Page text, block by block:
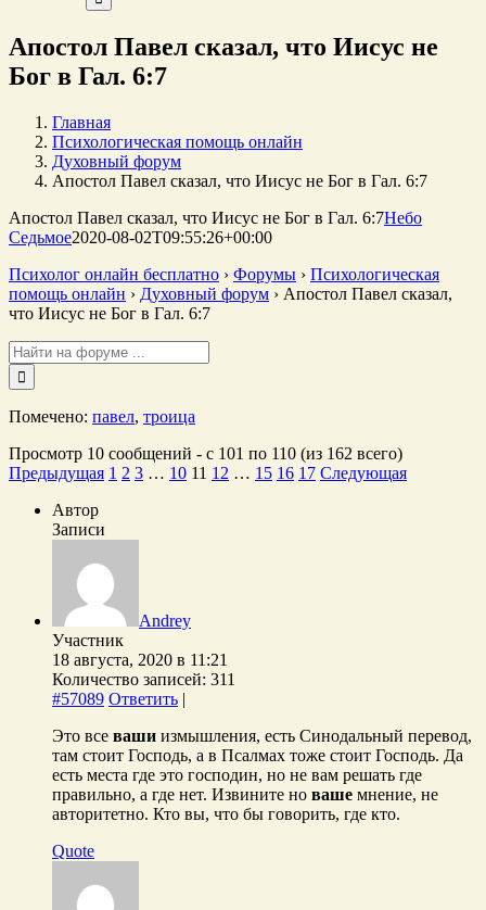
Апостол Павел сказал, что Иисус не
Бог в Гал. 6:7
Главная
Психологическая помощь онлайн
Духовный форум
Апостол Павел сказал, что Иисус не Бог в Гал. 6:7
Апостол Павел сказал, что Иисус не Бог в Гал. 6:7Небо
Седьмое2020-08-02T09:55:26+00:00
Психолог онлайн бесплатно › Форумы › Психологическая
помощь онлайн › Духовный форум › Апостол Павел сказал,
что Иисус не Бог в Гал. 6:7
Поиск:
Помечено: павел, троица
Просмотр 10 сообщений - с 101 по 110 (из 162 всего)
Предыдущая 1 2 3 … 10 11 12 … 15 16 17 Следующая
Автор
Записи
Andrey
Участник
18 августа, 2020 в 11:21
Количество записей: 311
#57089 Ответить |
Это все ваши измышления, есть Синодальный перевод,
там стоит Господь, а в Псалмах тоже стоит Господь. Да
есть места где это господин, но не вам решать где
правильно, а где нет. Извините но ваше мнение, не
авторитетно. Кто вы, что бы говорить, где кто.
Quote